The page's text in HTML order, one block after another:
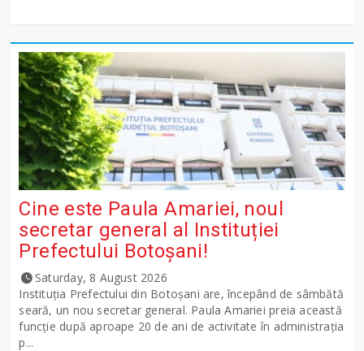
Cine este Paula Amariei, noul
secretar general al Instituției
Prefectului Botoșani!
Saturday, 8 August 2026
Instituția Prefectului din Botoșani are, începând de sâmbătă
seară, un nou secretar general. Paula Amariei preia această
funcție după aproape 20 de ani de activitate în administrația
p...